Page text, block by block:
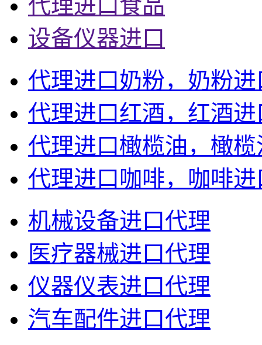
代理进口食品
设备仪器进口
代理进口奶粉，奶粉
代理进口红酒，红酒
代理进口橄榄油，橄
代理进口咖啡，咖啡
机械设备进口代理
医疗器械进口代理
仪器仪表进口代理
汽车配件进口代理